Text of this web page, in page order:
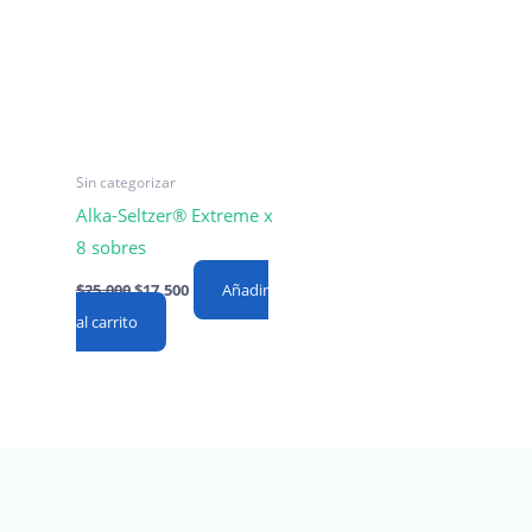
Sin categorizar
Alka-Seltzer® Extreme x
8 sobres
$25,000Original
price
was:
$25,000.
$17,500Current
price
is:
Añadir
al carrito